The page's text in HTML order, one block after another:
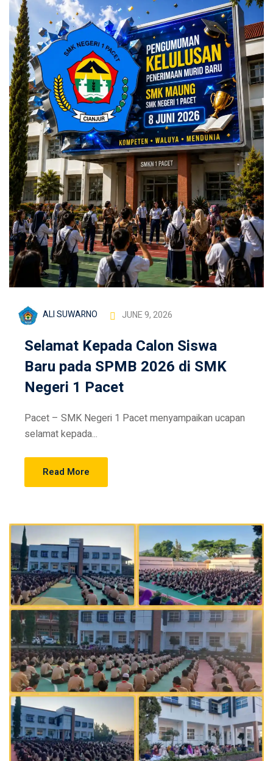
ALI SUWARNO JUNE 9, 2026
Selamat Kepada Calon Siswa
Baru pada SPMB 2026 di SMK
Negeri 1 Pacet
Pacet – SMK Negeri 1 Pacet menyampaikan ucapan
selamat kepada...
Read More